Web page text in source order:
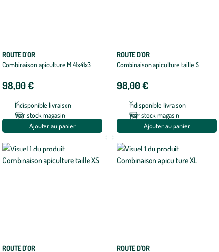
ROUTE D'OR
Combinaison apiculture M 41x41x3
98,00 €
Indisponible livraison
Voir stock magasin
Ajouter au panier
ROUTE D'OR
Combinaison apiculture taille S
98,00 €
Indisponible livraison
Voir stock magasin
Ajouter au panier
ROUTE D'OR
ROUTE D'OR